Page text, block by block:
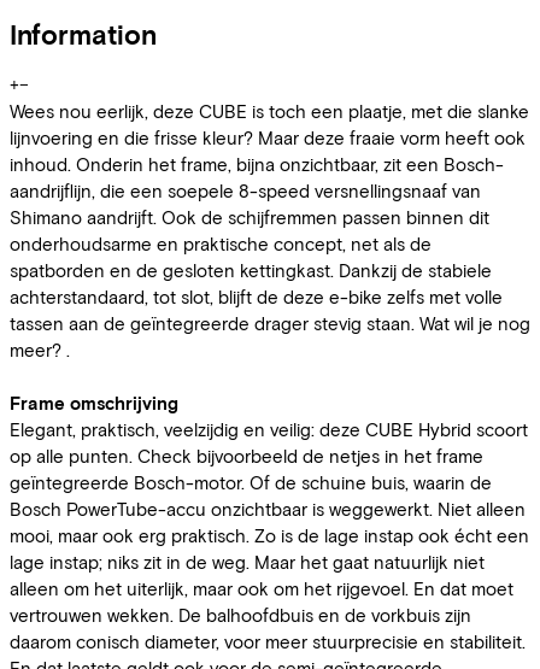
Information
+−
Wees nou eerlijk, deze CUBE is toch een plaatje, met die slanke
lijnvoering en die frisse kleur? Maar deze fraaie vorm heeft ook
inhoud. Onderin het frame, bijna onzichtbaar, zit een Bosch-
aandrijflijn, die een soepele 8-speed versnellingsnaaf van
Shimano aandrijft. Ook de schijfremmen passen binnen dit
onderhoudsarme en praktische concept, net als de
spatborden en de gesloten kettingkast. Dankzij de stabiele
achterstandaard, tot slot, blijft de deze e-bike zelfs met volle
tassen aan de geïntegreerde drager stevig staan. Wat wil je nog
meer? .
Frame omschrijving
Elegant, praktisch, veelzijdig en veilig: deze CUBE Hybrid scoort
op alle punten. Check bijvoorbeeld de netjes in het frame
geïntegreerde Bosch-motor. Of de schuine buis, waarin de
Bosch PowerTube-accu onzichtbaar is weggewerkt. Niet alleen
mooi, maar ook erg praktisch. Zo is de lage instap ook écht een
lage instap; niks zit in de weg. Maar het gaat natuurlijk niet
alleen om het uiterlijk, maar ook om het rijgevoel. En dat moet
vertrouwen wekken. De balhoofdbuis en de vorkbuis zijn
daarom conisch diameter, voor meer stuurprecisie en stabiliteit.